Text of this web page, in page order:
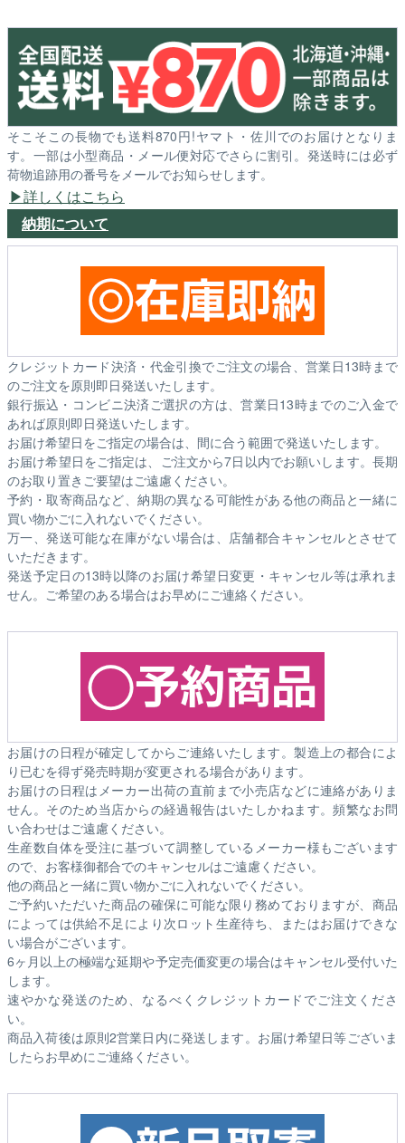
そこそこの長物でも送料870円!ヤマト・佐川でのお届けとなりま
す。一部は小型商品・メール便対応でさらに割引。発送時には必ず
荷物追跡用の番号をメールでお知らせします。
詳しくはこちら
納期について
クレジットカード決済・代金引換でご注文の場合、営業日13時まで
のご注文を原則即日発送いたします。
銀行振込・コンビニ決済ご選択の方は、営業日13時までのご入金で
あれば原則即日発送いたします。
お届け希望日をご指定の場合は、間に合う範囲で発送いたします。
お届け希望日をご指定は、ご注文から7日以内でお願いします。長期
のお取り置きご要望はご遠慮ください。
予約・取寄商品など、納期の異なる可能性がある他の商品と一緒に
買い物かごに入れないでください。
万一、発送可能な在庫がない場合は、店舗都合キャンセルとさせて
いただきます。
発送予定日の13時以降のお届け希望日変更・キャンセル等は承れま
せん。ご希望のある場合はお早めにご連絡ください。
お届けの日程が確定してからご連絡いたします。製造上の都合によ
り已むを得ず発売時期が変更される場合があります。
お届けの日程はメーカー出荷の直前まで小売店などに連絡がありま
せん。そのため当店からの経過報告はいたしかねます。頻繁なお問
い合わせはご遠慮ください。
生産数自体を受注に基づいて調整しているメーカー様もございます
ので、お客様御都合でのキャンセルはご遠慮ください。
他の商品と一緒に買い物かごに入れないでください。
ご予約いただいた商品の確保に可能な限り務めておりますが、商品
によっては供給不足により次ロット生産待ち、またはお届けできな
い場合がございます。
6ヶ月以上の極端な延期や予定売価変更の場合はキャンセル受付いた
します。
速やかな発送のため、なるべくクレジットカードでご注文くださ
い。
商品入荷後は原則2営業日内に発送します。お届け希望日等ございま
したらお早めにご連絡ください。